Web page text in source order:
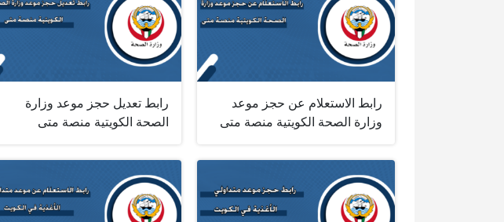
رابط الاستعلام عن حجز موعد
وزارة الصحة الكويتية منصة متى
رابط تعديل حجز موعد وزارة
الصحة الكويتية منصة متى